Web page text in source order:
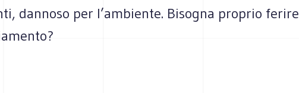
dannoso per l’ambiente. Bisogna proprio ferire